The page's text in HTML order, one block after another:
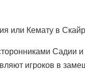
или Кемату в
Садии и
игроков в